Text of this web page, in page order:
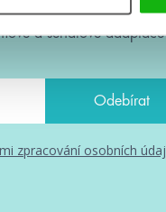
rovnou do mailu! Nové
a seriálové
zpracování osobních